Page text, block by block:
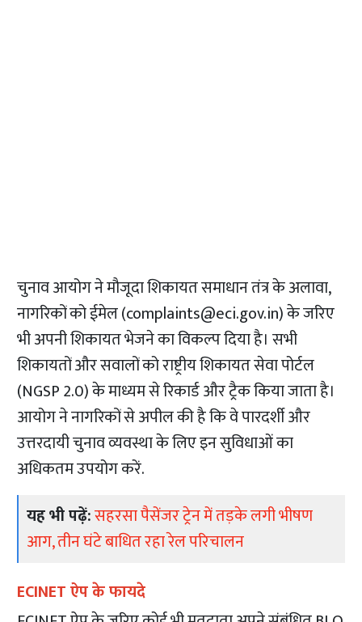
चुनाव आयोग ने मौजूदा शिकायत समाधान तंत्र के अलावा,
नागरिकों को ईमेल (complaints@eci.gov.in) के जरिए
भी अपनी शिकायत भेजने का विकल्प दिया है। सभी
शिकायतों और सवालों को राष्ट्रीय शिकायत सेवा पोर्टल
(NGSP 2.0) के माध्यम से रिकार्ड और ट्रैक किया जाता है।
आयोग ने नागरिकों से अपील की है कि वे पारदर्शी और
उत्तरदायी चुनाव व्यवस्था के लिए इन सुविधाओं का
अधिकतम उपयोग करें.​
यह भी पढ़ें:सहरसा पैसेंजर ट्रेन में तड़के लगी भीषण
आग, तीन घंटे बाधित रहा रेल परिचालन
ECINET ऐप के फायदे